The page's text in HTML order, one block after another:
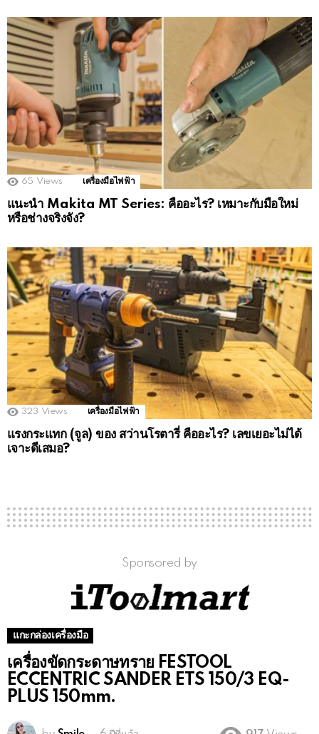
65 Views เครื่องมือไฟฟ้า
แนะนำ Makita MT Series: คืออะไร? เหมาะกับมือใหม่
หรือช่างจริงจัง?
323 Views เครื่องมือไฟฟ้า
แรงกระแทก (จูล) ของ สว่านโรตารี่ คืออะไร? เลขเยอะไม่ได้
เจาะดีเสมอ?
Sponsored by
แกะกล่องเครื่องมือ
เครื่องขัดกระดาษทราย FESTOOL
ECCENTRIC SANDER ETS 150/3 EQ-
PLUS 150mm.